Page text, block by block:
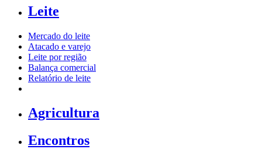
Leite
Mercado do leite
Atacado e varejo
Leite por região
Balança comercial
Relatório de leite
Agricultura
Encontros